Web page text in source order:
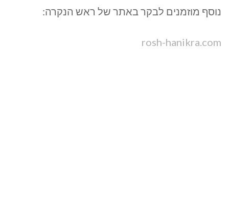
נוסף מוזמנים לבקר באתר של ראש הנקרה:
rosh-hanikra.com